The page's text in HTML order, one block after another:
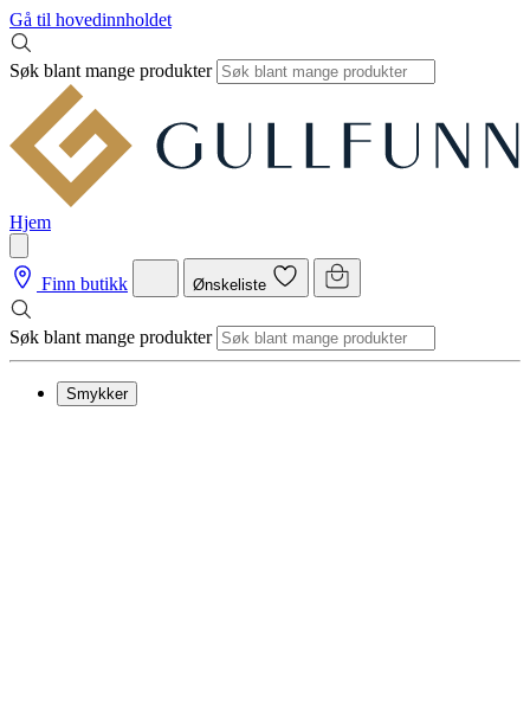
Gå til hovedinnholdet
Søk blant mange produkter
Hjem
Finn butikk Ønskeliste
Søk blant mange produkter
Smykker